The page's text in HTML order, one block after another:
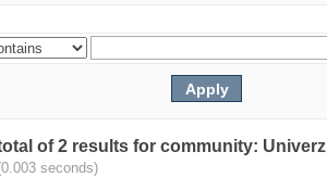
of 2 results for community:
seconds)